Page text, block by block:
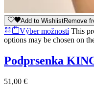
Add to WishlistRemove
Výber možností This
options may be chosen on
Podprsenka
51,00 €